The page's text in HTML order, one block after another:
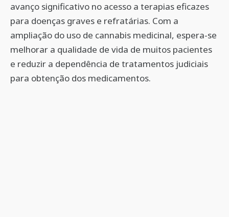
avanço significativo no acesso a terapias eficazes
para doenças graves e refratárias. Com a
ampliação do uso de cannabis medicinal, espera-se
melhorar a qualidade de vida de muitos pacientes
e reduzir a dependência de tratamentos judiciais
para obtenção dos medicamentos.